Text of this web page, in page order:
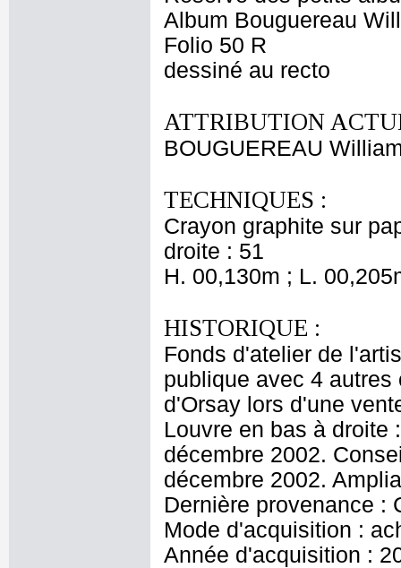
Album Bouguereau
Folio 50 R
dessiné au recto
ATTRIBUTION
BOUGUEREAU
TECHNIQUES :
Crayon graphite sur
droite : 51
H. 00,130m ; L.
HISTORIQUE :
Fonds d'atelier de
publique avec 4
d'Orsay lors d'une
Louvre en bas à droite
décembre 2002.
décembre 2002.
Dernière provenance :
Mode d'acquisition :
Année d'acquisition :